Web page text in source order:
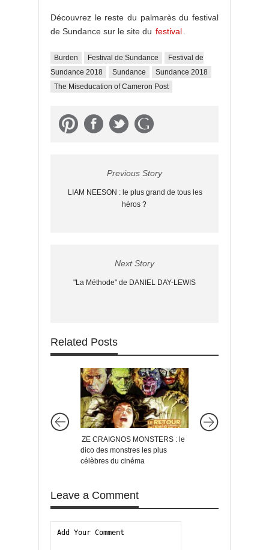
Découvrez le reste du palmarès du festival
de Sundance sur le site du festival
Burden Festival de Sundance
Festival de
Sundance 2018
Sundance
Sundance 2018
The Miseducation of Cameron Post
Previous Story
LIAM NEESON : le plus grand de tous les
héros ?
Next Story
"La Méthode" de DANIEL DAY-LEWIS
Related Posts
ZE CRAIGNOS MONSTERS : le
dico des monstres les plus
célèbres du cinéma
Leave a Comment